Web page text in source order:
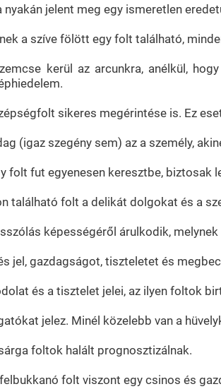
jelent meg egy ismeretlen
a szíve fölött egy folt található,
kerül az arcunkra, anélkül,
sikeres megérintése is. Ez
(igaz szegény sem) az a személy,
folt fut egyenesen keresztbe,
található folt a delikát dolgokat és a
képességéről árulkodik,
jel, gazdagságot, tiszteletet és
és a tisztelet jelei, az ilyen foltok
jelez. Minél közelebb van a
foltok halált prognosztizálnak.
folt viszont egy csinos és